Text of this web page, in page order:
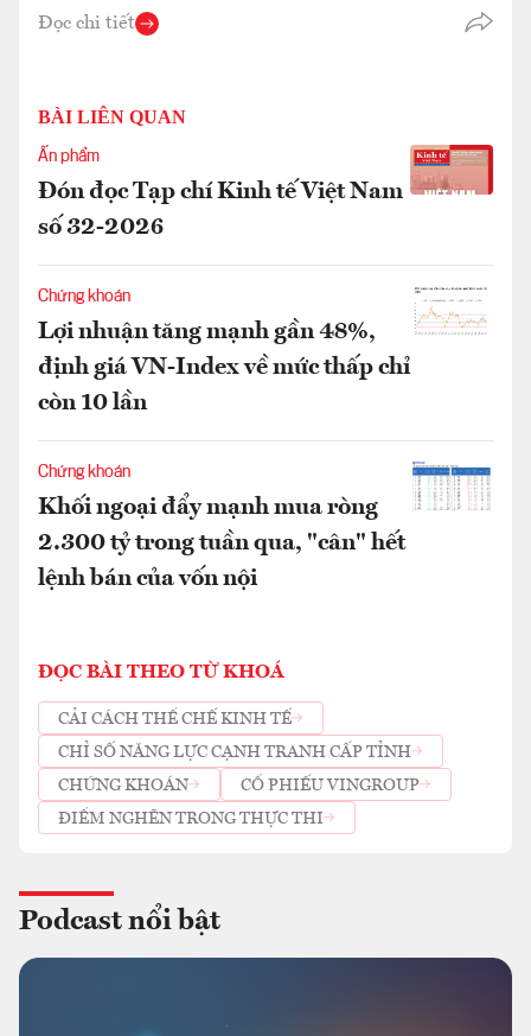
Đọc chi tiết
BÀI LIÊN QUAN
Ấn phẩm
Đón đọc Tạp chí Kinh tế Việt Nam
số 32-2026
Chứng khoán
Lợi nhuận tăng mạnh gần 48%,
định giá VN-Index về mức thấp chỉ
còn 10 lần
Chứng khoán
Khối ngoại đẩy mạnh mua ròng
2.300 tỷ trong tuần qua, "cân" hết
lệnh bán của vốn nội
ĐỌC BÀI THEO TỪ KHOÁ
CẢI CÁCH THỂ CHẾ KINH TẾ
CHỈ SỐ NĂNG LỰC CẠNH TRANH CẤP TỈNH
CHỨNG KHOÁN
CỔ PHIẾU VINGROUP
ĐIỂM NGHẼN TRONG THỰC THI
Podcast nổi bật